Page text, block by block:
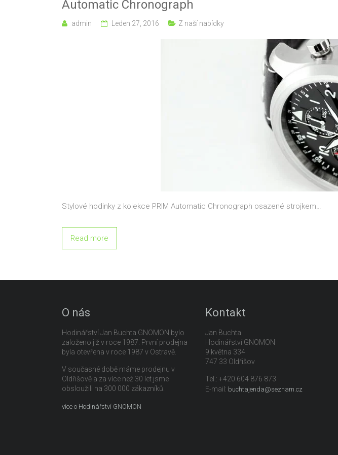
Automatic Chronograph
admin Leden 27, 2016 Z naší nabídky
Stylové hodinky z kolekce PRIM Automatic Chronograph osazené strojkem…
Read more
O nás
Hodinářství Jan Buchta GNOMON bylo
založeno již v roce 1987. První prodejna
byla otevřena v roce 1987 v Ostravě.
V současné době máme prodejnu v
Oldřišově a za více než 30 let jsme
obsloužili na 300 000 zákazníků.
více o Hodinářství GNOMON
Kontakt
Jan Buchta
Hodinářství GNOMON
9.května 334
747 33 Oldřišov
Tel.: +420 604 876 873
E-mail: buchtajenda@seznam.cz